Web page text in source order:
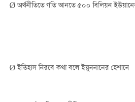
Ø অর্থনীতিতে গতি আনতে ৫০০ বিলিয়ন
Ø ইতিহাস নিরবে কথা বলে ইয়ুননানের হেশানে